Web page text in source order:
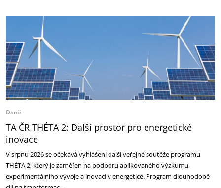
Daně
TA ČR THÉTA 2: Další prostor pro energetické
inovace
V srpnu 2026 se očekává vyhlášení další veřejné soutěže programu
THÉTA 2, který je zaměřen na podporu aplikovaného výzkumu,
experimentálního vývoje a inovací v energetice. Program dlouhodobě